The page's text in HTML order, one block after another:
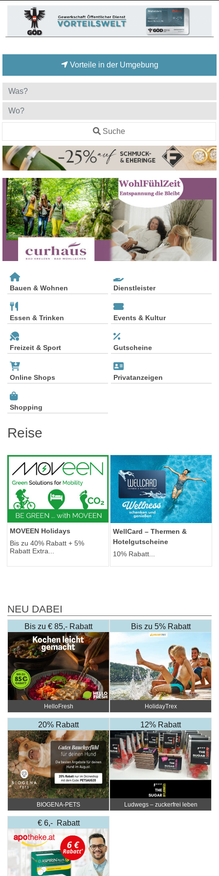
Vorteile in der Umgebung
Suche
Bauen & Wohnen Dienstleister
Essen & Trinken Events & Kultur
Freizeit & Sport Gutscheine
Online Shops Privatanzeigen
Shopping
Reise
MOVEEN Holidays
Bis zu 40% Rabatt + 5%
Rabatt Extra...
WellCard – Thermen &
Hotelgutscheine
10% Rabatt...
NEU DABEI
Bis zu € 85,- Rabatt
HelloFresh
Bis zu 5% Rabatt
HolidayTrex
20% Rabatt
BIOGENA-PETS
12% Rabatt
Ludwegs – zuckerfrei leben
€ 6,- Rabatt